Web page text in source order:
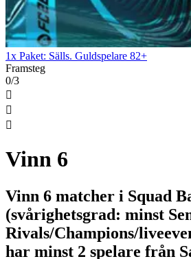
1x Paket: Sälls. Guldspelare 82+
Framsteg
0/3



Vinn 6
Vinn 6 matcher i Squad
(svårighetsgrad: minst
Rivals/Champions/
har minst 2 spelare från